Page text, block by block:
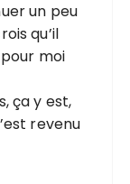
un peu
qu’il
moi
ça y est,
revenu